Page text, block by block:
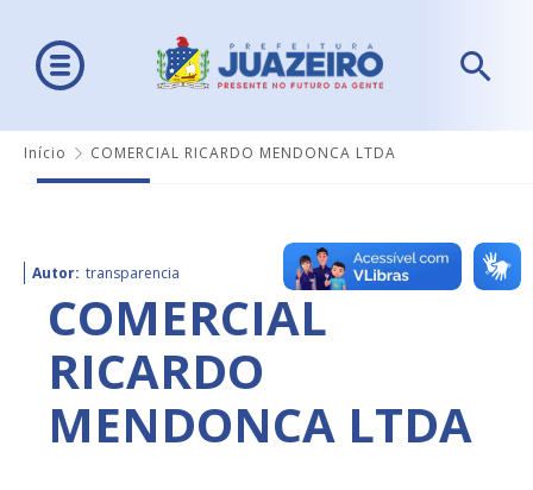
Início COMERCIAL RICARDO MENDONCA LTDA
Autor: transparencia
COMERCIAL
RICARDO
MENDONCA LTDA